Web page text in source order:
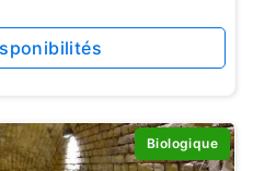
Biologique